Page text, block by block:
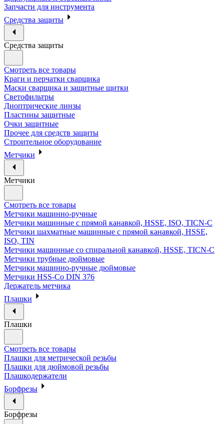
Запчасти для инструмента
Средства защиты
Средства защиты
Смотреть все товары
Краги и перчатки сварщика
Маски сварщика и защитные щитки
Светофильтры
Диоптрические линзы
Пластины защитные
Очки защитные
Прочее для средств защиты
Строительное оборудование
Метчики
Метчики
Смотреть все товары
Метчики машинно-ручные
Метчики машинные с прямой канавкой, HSSE, ISO, TICN-C
Метчики шахматные машинные с прямой канавкой, HSSE,
ISO, TIN
Метчики машинные со спиральной канавкой, HSSE, TICN-C
Метчики трубные дюймовые
Метчики машинно-ручные дюймовые
Метчики HSS-Co DIN 376
Держатель метчика
Плашки
Плашки
Смотреть все товары
Плашки для метрической резьбы
Плашки для дюймовой резьбы
Плашкодержатели
Борфрезы
Борфрезы